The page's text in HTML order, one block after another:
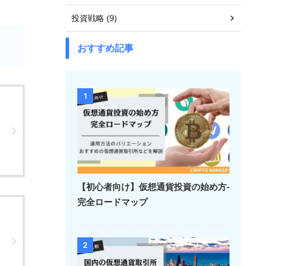
投資戦略 (9)
おすすめ記事
1
【初心者向け】仮想通貨投資の始め方-
完全ロードマップ
2